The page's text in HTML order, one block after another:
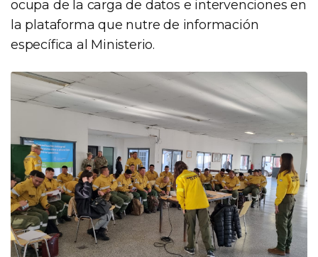
ocupa de la carga de datos e intervenciones en
la plataforma que nutre de información
específica al Ministerio.